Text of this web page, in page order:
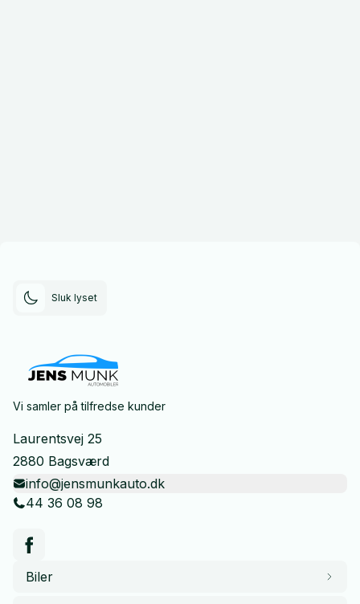
Sluk lyset
Vi samler på tilfredse kunder
Laurentsvej 25
2880 Bagsværd
info@jensmunkauto.dk
44 36 08 98
Biler